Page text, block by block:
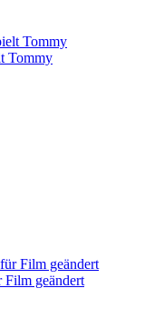
Tommy
geändert